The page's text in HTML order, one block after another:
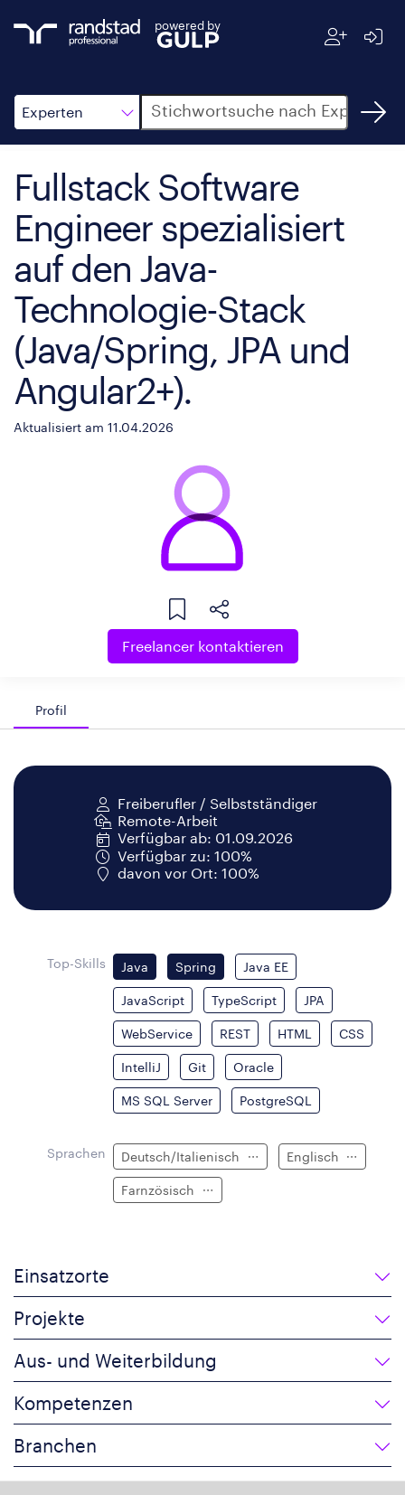
powered by
Experten
Suche
Fullstack Software
Engineer spezialisiert
auf den Java-
Technologie-Stack
(Java/Spring, JPA und
Angular2+).
Aktualisiert am 11.04.2026
Freelancer kontaktieren
Profil
Freiberufler / Selbstständiger
Remote-Arbeit
Verfügbar ab: 01.09.2026
Verfügbar zu: 100%
davon vor Ort: 100%
Top-Skills Java Spring Java EE
JavaScript TypeScript JPA
WebService REST HTML CSS
IntelliJ Git Oracle
MS SQL Server PostgreSQL
Sprachen Deutsch/Italienisch Englisch
Farnzösisch
Einsatzorte
Projekte
Aus- und Weiterbildung
Kompetenzen
Branchen